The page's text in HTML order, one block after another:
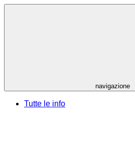
navigazione
Tutte le info